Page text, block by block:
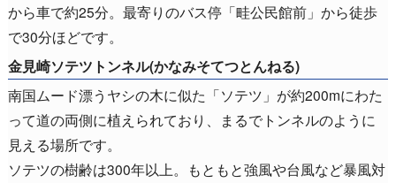
から車で約25分。最寄りのバス停「畦公民館前」から徒歩
で30分ほどです。
金見崎ソテツトンネル(かなみそてつとんねる)
南国ムード漂うヤシの木に似た「ソテツ」が約200mにわた
って道の両側に植えられており、まるでトンネルのように
見える場所です。
ソテツの樹齢は300年以上。もともと強風や台風など暴風対